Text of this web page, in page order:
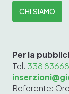
CHI SIAMO
Per la
Tel. 338
Referente: